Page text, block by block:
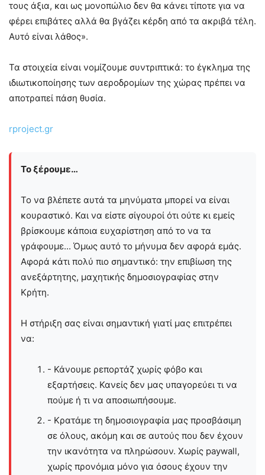
τους άξια, και ως μονοπώλιο δεν θα κάνει τίποτε για να
φέρει επιβάτες αλλά θα βγάζει κέρδη από τα ακριβά τέλη.
Αυτό είναι λάθος».
Τα στοιχεία είναι νομίζουμε συντριπτικά: το έγκλημα της
ιδιωτικοποίησης των αεροδρομίων της χώρας πρέπει να
αποτραπεί πάση θυσία.
rproject.gr
Το ξέρουμε…
Το να βλέπετε αυτά τα μηνύματα μπορεί να είναι
κουραστικό. Και να είστε σίγουροί ότι ούτε κι εμείς
βρίσκουμε κάποια ευχαρίστηση από το να τα
γράφουμε... Όμως αυτό το μήνυμα δεν αφορά εμάς.
Αφορά κάτι πολύ πιο σημαντικό: την επιβίωση της
ανεξάρτητης, μαχητικής δημοσιογραφίας στην
Kρήτη.
Η στήριξη σας είναι σημαντική γιατί μας επιτρέπει
να:
- Κάνουμε ρεπορτάζ χωρίς φόβο και
εξαρτήσεις. Κανείς δεν μας υπαγορεύει τι να
πούμε ή τι να αποσιωπήσουμε.
- Κρατάμε τη δημοσιογραφία μας προσβάσιμη
σε όλους, ακόμη και σε αυτούς που δεν έχουν
την ικανότητα να πληρώσουν. Χωρίς paywall,
χωρίς προνόμια μόνο για όσους έχουν την